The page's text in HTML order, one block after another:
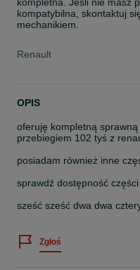
kompatybilna, skontaktuj
mechanikiem.
Renault
OPIS
oferuję kompletną
przebiegiem 102 tyś z
posiadam również inne
sprawdź dostępność części
sześć sześć dwa dwa
Zgłoś